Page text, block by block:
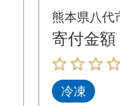
種 計
熊本県八代
寄付金額
冷凍